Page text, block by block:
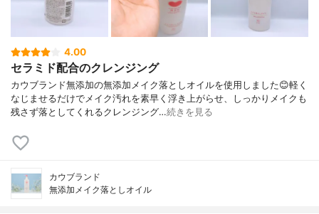
4.00
セラミド配合のクレンジング
カウブランド無添加の無添加メイク落としオイルを使用しました😊軽く
なじませるだけでメイク汚れを素早く浮き上がらせ、しっかりメイクも
残さず落としてくれるクレンジング…続きを見る
カウブランド
無添加メイク落としオイル